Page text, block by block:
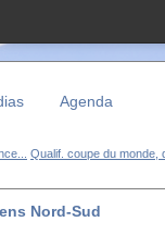
Agenda
Qualif. coupe du monde,
Nord-Sud